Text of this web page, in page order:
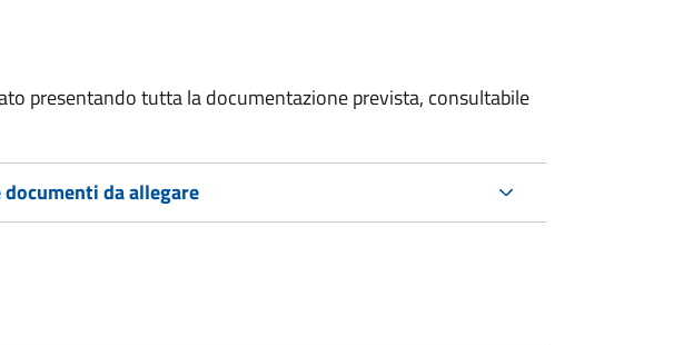
presentando tutta la documentazione prevista, consultabile
da allegare